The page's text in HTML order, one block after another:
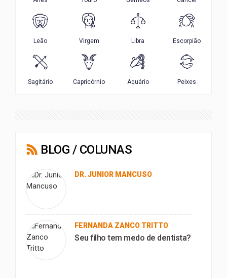
BLOG / COLUNAS
DR. JUNIOR MANCUSO
FERNANDA ZANCO TRITTO
Seu filho tem medo de dentista?